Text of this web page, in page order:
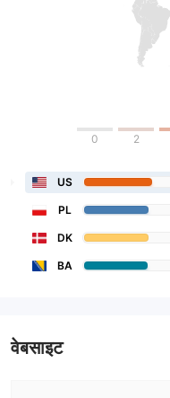
0 2
US
PL
DK
BA
वेबसाइट